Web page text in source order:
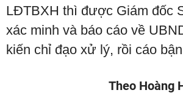
LĐTBXH thì được Giám đốc
xác minh và báo cáo về
kiến chỉ đạo xử lý, rồi cáo
Theo Hoàng